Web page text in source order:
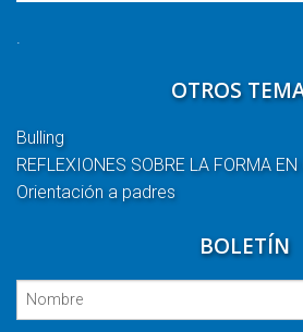
.
OTROS
Bulling
REFLEXIONES SOBRE LA FORMA
Orientación a padres
BOLETÍN